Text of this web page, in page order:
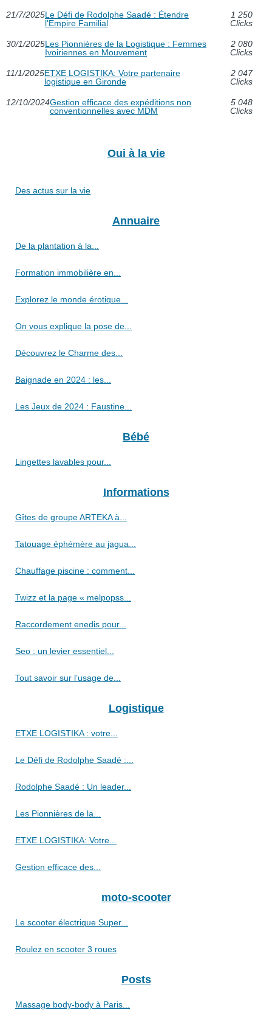
21/7/2025Le Défi de Rodolphe Saadé : Étendre
l'Empire Familial
1 250
Clicks
30/1/2025Les Pionnières de la Logistique : Femmes
Ivoiriennes en Mouvement
2 080
Clicks
11/1/2025ETXE LOGISTIKA: Votre partenaire
logistique en Gironde
2 047
Clicks
12/10/2024Gestion efficace des expéditions non
conventionnelles avec MDM
5 048
Clicks
Oui à la vie
Des actus sur la vie
Annuaire
De la plantation à la...
Formation immobilière en...
Explorez le monde érotique...
On vous explique la pose de...
Découvrez le Charme des...
Baignade en 2024 : les...
Les Jeux de 2024 : Faustine...
Bébé
Lingettes lavables pour...
Informations
Gîtes de groupe ARTEKA à...
Tatouage éphémère au jagua...
Chauffage piscine : comment...
Twizz et la page « melpopss...
Raccordement enedis pour...
Seo : un levier essentiel...
Tout savoir sur l’usage de...
Logistique
ETXE LOGISTIKA : votre...
Le Défi de Rodolphe Saadé :...
Rodolphe Saadé : Un leader...
Les Pionnières de la...
ETXE LOGISTIKA: Votre...
Gestion efficace des...
moto-scooter
Le scooter électrique Super...
Roulez en scooter 3 roues
Posts
Massage body-body à Paris...